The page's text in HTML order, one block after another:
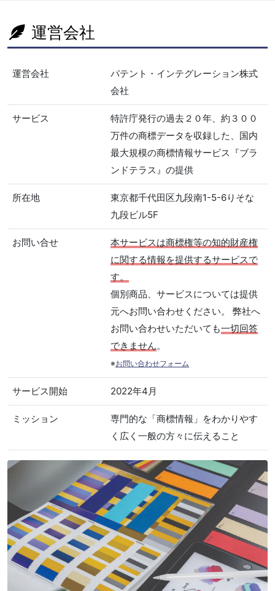
運営会社
運営会社
パテント・インテグレーション株式
会社
サービス
特許庁発行の過去２０年、約３００
万件の商標データを収録した、国内
最大規模の商標情報サービス『ブラ
ンドテラス』の提供
所在地
東京都千代田区九段南1-5-6りそな
九段ビル5F
お問い合せ
本サービスは商標権等の知的財産権
に関する情報を提供するサービスで
す。
個別商品、サービスについては提供
元へお問い合わせください。 弊社へ
お問い合わせいただいても一切回答
できません。
※お問い合わせフォーム
サービス開始 2022年4月
ミッション
専門的な「商標情報」をわかりやす
く広く一般の方々に伝えること